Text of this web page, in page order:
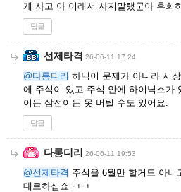
게 사고 아 이래서 사지말랬군아 후회
답글
선제타격 26-06-11 17:24
@다롱디리 하닉이 문제가 아니라 시
에 주식이 있고 주식 안에 하이닉스가
이든 삼전이든 못 버틸 수도 있어요.
답글
다롱디리 26-06-11 19:53
@선제타격 주식을 6월만 할거도 아
대로하십쇼 ㅋㅋ